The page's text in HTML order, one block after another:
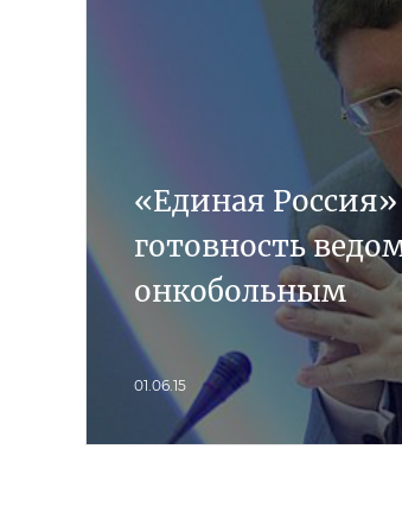
«Единая
готовность
онкобольным
01.06.15